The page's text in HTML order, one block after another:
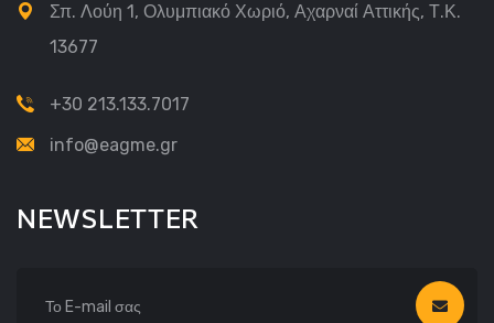
Σπ. Λούη 1, Ολυμπιακό Χωριό, Αχαρναί Αττικής, Τ.Κ.
13677
+30 213.133.7017
info@eagme.gr
NEWSLETTER